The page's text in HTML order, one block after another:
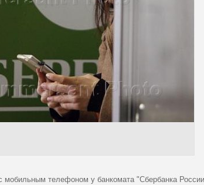
телефоном у банкомата "Сбербанка